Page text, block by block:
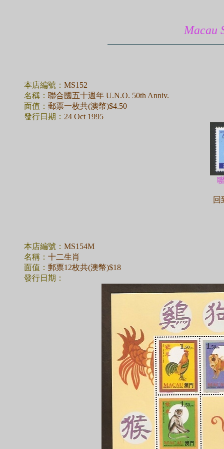
Macau
本店編號： MS152
名稱： 聯合國五十週年 U.N.O. 50th Anniv.
面值： 郵票一枚共(澳幣)$4.50
發行日期： 24 Oct 1995
回
本店編號： MS154M
名稱： 十二生肖
面值： 郵票12枚共(澳幣)$18
發行日期：